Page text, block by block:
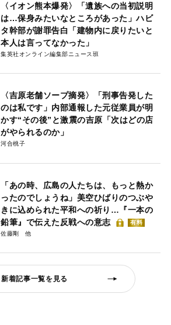
〈イオン熊本爆発〉「遺族への当初説明
は…保身みたいなところがあった」ハビ
タ幹部が謝罪告白「建物内に戻りたいと
本人は言ってなかった」
集英社オンライン編集部ニュース班
〈吉原老舗ソープ摘発〉「刑事告発した
のは私です」内部通報した元従業員が明
かす“その後”と激震の吉原「次はどの店
がやられるのか」
河合桃子
「あの時、広島の人たちは、もっと熱か
ったのでしょうね」美空ひばりのつぶや
きに込められた平和への祈り…『一本の
鉛筆』で伝えた反戦への意志
有料
佐藤剛
新着記事一覧を見る